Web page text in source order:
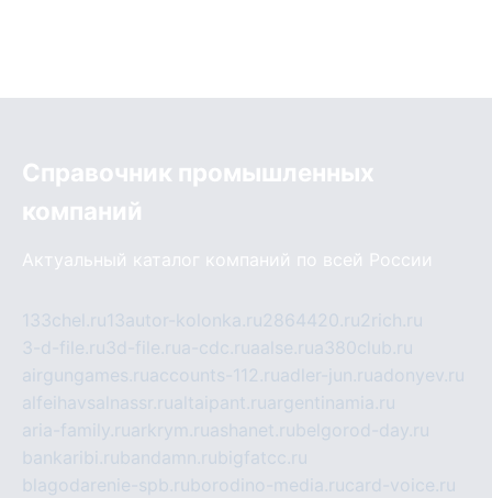
Справочник промышленных
компаний
Актуальный каталог компаний по всей России
133chel.ru13autor-kolonka.ru2864420.ru2rich.ru
3-d-file.ru3d-file.rua-cdc.ruaalse.rua380club.ru
airgungames.ruaccounts-112.ruadler-jun.ruadonyev.ru
alfeihavsalnassr.rualtaipant.ruargentinamia.ru
aria-family.ruarkrym.ruashanet.rubelgorod-day.ru
bankaribi.rubandamn.rubigfatcc.ru
blagodarenie-spb.ruborodino-media.rucard-voice.ru